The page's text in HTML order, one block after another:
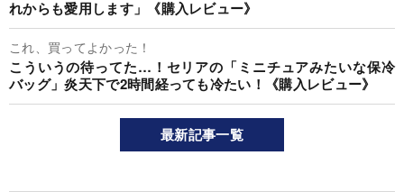
れからも愛用します」《購入レビュー》
これ、買ってよかった！
こういうの待ってた…！セリアの「ミニチュアみたいな保冷
バッグ」炎天下で2時間経っても冷たい！《購入レビュー》
最新記事一覧